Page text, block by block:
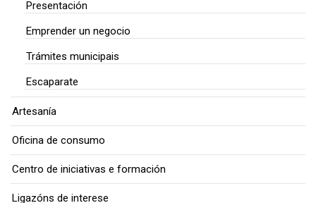
Presentación
Emprender un negocio
Trámites municipais
Escaparate
Artesanía
Oficina de consumo
Centro de iniciativas e formación
Ligazóns de interese